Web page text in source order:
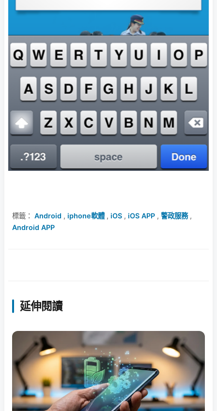
標籤： Android , iphone軟體, iOS , iOS APP , 警政服務,
Android APP
延伸閱讀